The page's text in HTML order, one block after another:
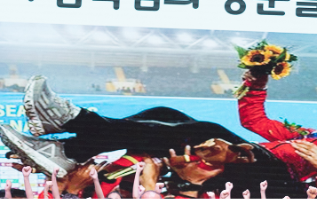
과시간표
성과평가자료
스쿨버스 운행 안내
급식안내
서식자료실
학부모방
정기고사 기출문제
입학금/수업료
교복구입안내